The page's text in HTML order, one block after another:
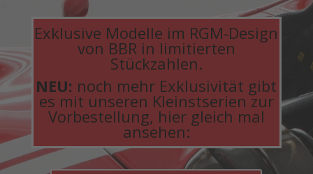
Exklusive Modelle im RGM-Design
von BBR in limitierten
Stückzahlen.
NEU: noch mehr Exklusivität gibt
es mit unseren Kleinstserien zur
Vorbestellung, hier gleich mal
ansehen: